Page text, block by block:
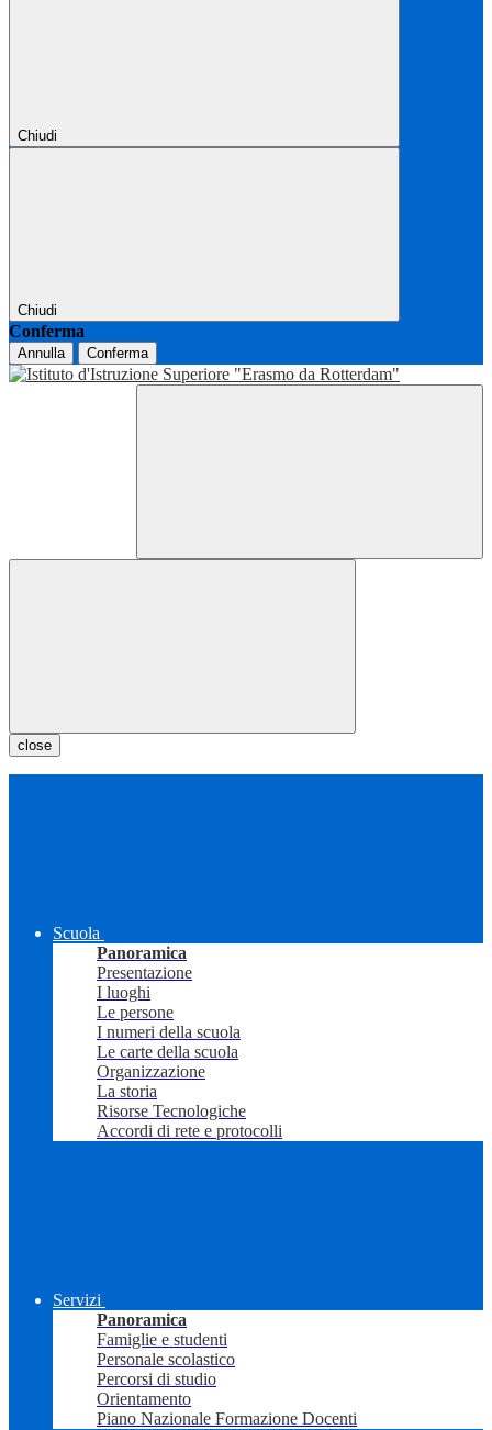
Chiudi
Chiudi
Conferma
Annulla Conferma
close
Scuola
Panoramica
Presentazione
I luoghi
Le persone
I numeri della scuola
Le carte della scuola
Organizzazione
La storia
Risorse Tecnologiche
Accordi di rete e protocolli
Servizi
Panoramica
Famiglie e studenti
Personale scolastico
Percorsi di studio
Orientamento
Piano Nazionale Formazione Docenti